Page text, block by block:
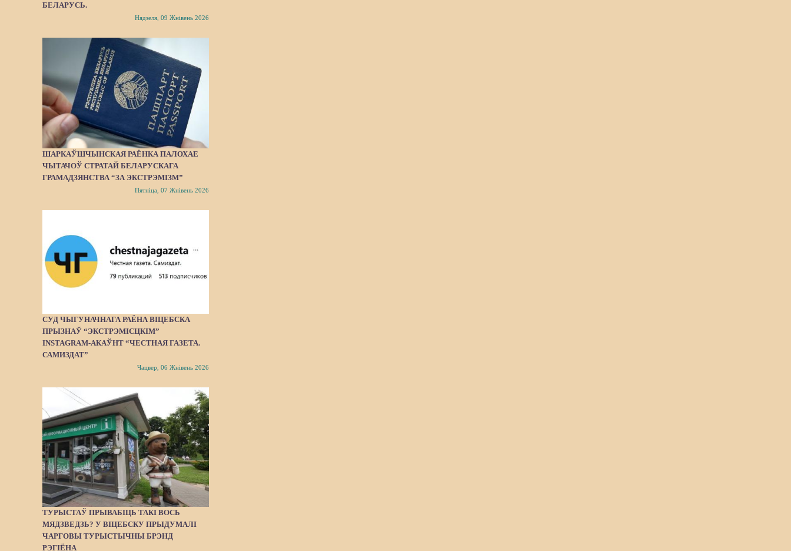
БЕЛАРУСЬ.
Нядзеля, 09 Жнівень 2026
ШАРКАЎШЧЫНСКАЯ РАЁНКА ПАЛОХАЕ
ЧЫТАЧОЎ СТРАТАЙ БЕЛАРУСКАГА
ГРАМАДЗЯНСТВА “ЗА ЭКСТРЭМІЗМ”
Пятніца, 07 Жнівень 2026
СУД ЧЫГУНАЧНАГА РАЁНА ВІЦЕБСКА
ПРЫЗНАЎ “ЭКСТРЭМІСЦКІМ”
INSTAGRAM-АКАЎНТ “ЧЕСТНАЯ ГАЗЕТА.
САМИЗДАТ”
Чацвер, 06 Жнівень 2026
ТУРЫСТАЎ ПРЫВАБІЦЬ ТАКІ ВОСЬ
МЯДЗВЕДЗЬ? У ВІЦЕБСКУ ПРЫДУМАЛІ
ЧАРГОВЫ ТУРЫСТЫЧНЫ БРЭНД
РЭГІЁНА